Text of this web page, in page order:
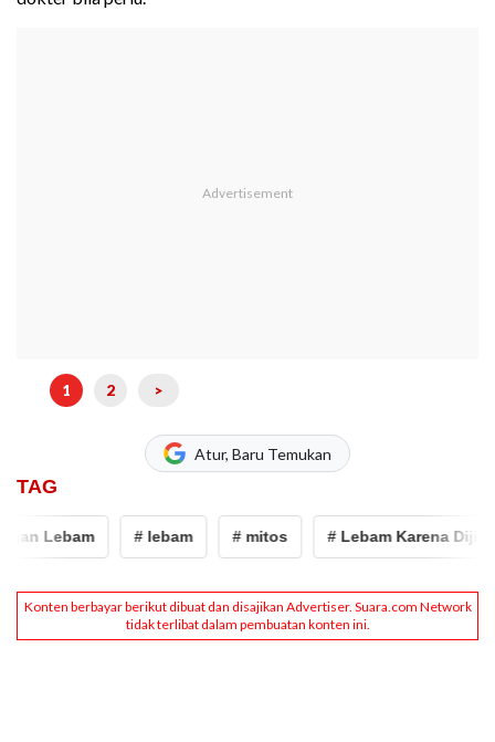
1 2 >
Atur, Baru Temukan
TAG
Lebam # lebam # mitos # Lebam Karena Dijilat